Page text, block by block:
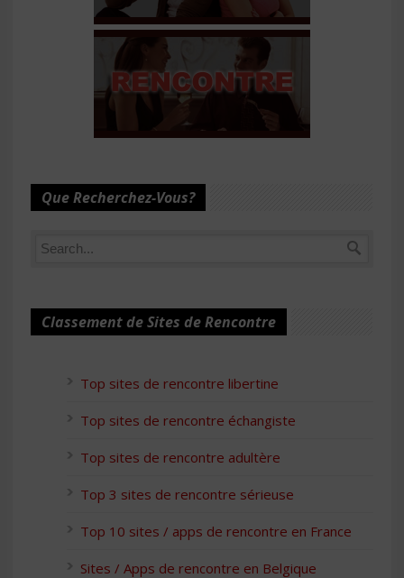
Que Recherchez-Vous?
Classement de Sites de Rencontre
Top sites de rencontre libertine
Top sites de rencontre échangiste
Top sites de rencontre adultère
Top 3 sites de rencontre sérieuse
Top 10 sites / apps de rencontre en France
Sites / Apps de rencontre en Belgique